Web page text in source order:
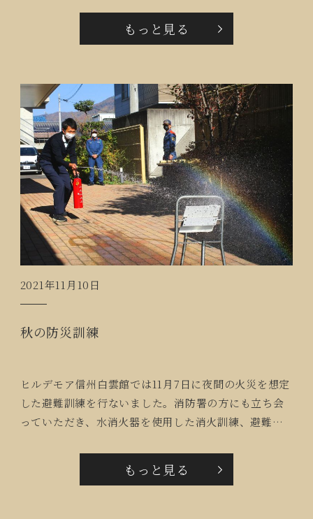
餡、デザートには栗とまさに『秋の味覚たっぷり』。
きました。
もっと見る
2021年11月10日
秋の防災訓練
ヒルデモア信州白雲館では11月7日に夜間の火災を想定
した避難訓練を行ないました。消防署の方にも立ち会
っていただき、水消火器を使用した消火訓練、避難器
な声で避難を呼びかけるなど緊張感をもって取組むこ
もっと見る